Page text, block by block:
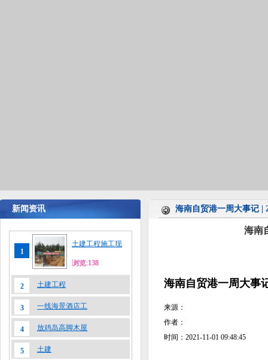
新闻资讯 海南自贸港一周大事记 |
1
土建工程施工现
浏览:138
2 土建工程
3 一线海景酒店工
4 放鸡岛高脚木屋
5 土建
海南
海南自贸港一周大事
来源：
作者：
时间：2021-11-01 09:48:45